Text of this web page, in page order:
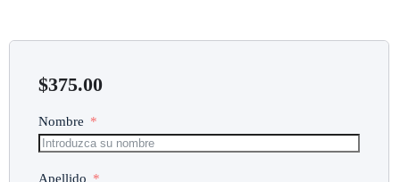
$375.00
Nombre
Apellido